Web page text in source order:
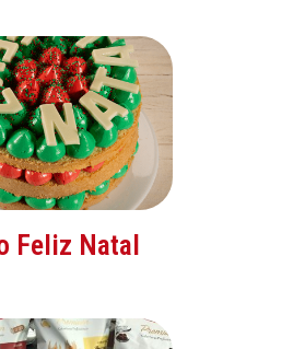
Feliz Natal